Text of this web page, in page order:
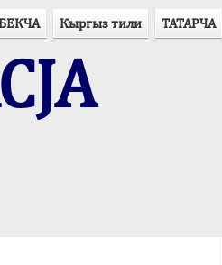
Кыргыз тили ТАТАРЧА